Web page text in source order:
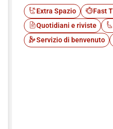
Extra Spazio
Fast
Quotidiani e riviste
Servizio di benvenuto